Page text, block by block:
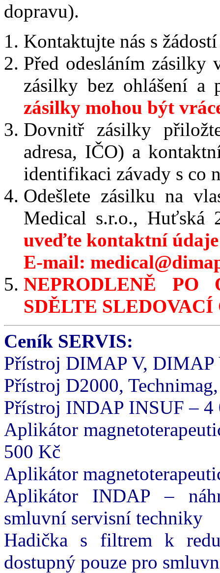
dopravu).
Kontaktujte nás s
Před odesláním zásilky
zásilky bez ohlášení
zásilky mohou být
Dovnitř zásilky
adresa, IČO) a
identifikaci závady s co
Odešlete zásilku na
Medical s.r.o.,
uveďte kontaktní
E-mail:
NEPRODLENĚ PO
SDĚLTE SLEDOVACÍ
Ceník SERVIS:
Přístroj DIMAP V, DIMAP
Přístroj D2000,
Přístroj INDAP INSUF – 4
Aplikátor
500 Kč
Aplikátor
Aplikátor INDAP –
smluvní servisní techniky
Hadička s filtrem k
dostupný pouze pro